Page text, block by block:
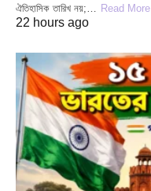
ঐতিহাসিক তারিখ নয়;… Read More
22 hours ago